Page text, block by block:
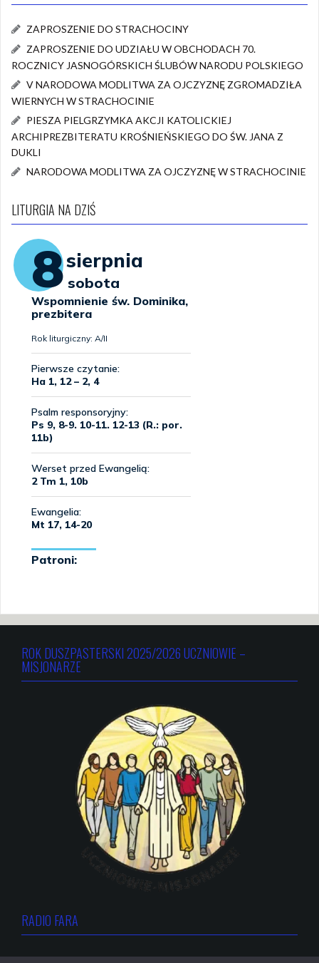
ZAPROSZENIE DO STRACHOCINY
ZAPROSZENIE DO UDZIAŁU W OBCHODACH 70.
ROCZNICY JASNOGÓRSKICH ŚLUBÓW NARODU POLSKIEGO
V NARODOWA MODLITWA ZA OJCZYZNĘ ZGROMADZIŁA
WIERNYCH W STRACHOCINIE
PIESZA PIELGRZYMKA AKCJI KATOLICKIEJ
ARCHIPREZBITERATU KROŚNIEŃSKIEGO DO ŚW. JANA Z
DUKLI
NARODOWA MODLITWA ZA OJCZYZNĘ W STRACHOCINIE
LITURGIA NA DZIŚ
ROK DUSZPASTERSKI 2025/2026 UCZNIOWIE –
MISJONARZE
RADIO FARA